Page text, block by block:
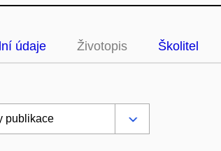
údaje Životopis Školitel